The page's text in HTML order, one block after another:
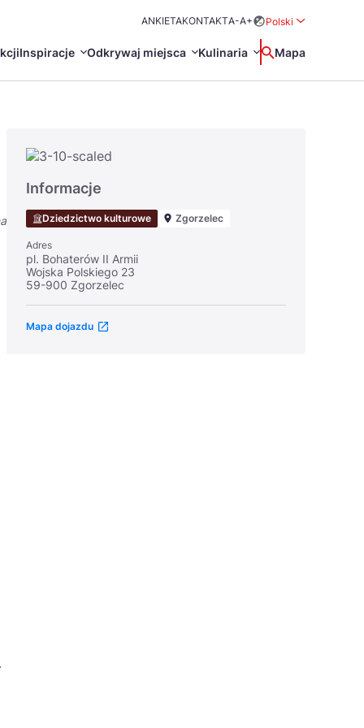
ANKIETAKONTAKTA-A+
Polski
Inspiracje
Certyfikaty POT
Odkrywaj miejsca
Turystyczne
Kulinaria
Restauracje Michelin
Wyszukaj
Mapa
日本語
Svenska
Informacje
Dziedzictwo kulturowe Zgorzelec
Adres
pl. Bohaterów II Armii
Wojska Polskiego 23
59-900 Zgorzelec
Mapa dojazdu